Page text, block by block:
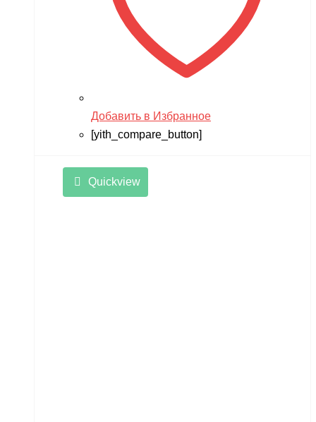
Добавить в Избранное
[yith_compare_button]
Quickview